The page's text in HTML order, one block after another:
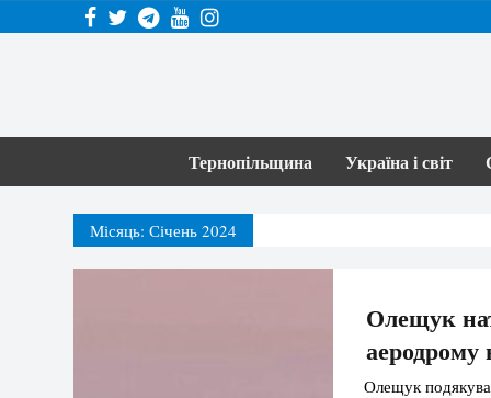
Тернопільщина Україна і світ
Місяць: Січень 2024
Олещук
аеродрому
Олещук